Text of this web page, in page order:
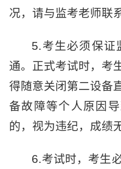
况，请与监考老师联
5.考生必须保证
通。正式考试时，考
得随意关闭第二设备
备故障等个人原因
的，视为违纪，成绩
6.考试时，考生